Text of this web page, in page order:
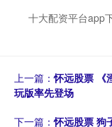
十大配资平台app
上一篇：怀远股票 《
玩版率先登场
下一篇：怀远股票 狗